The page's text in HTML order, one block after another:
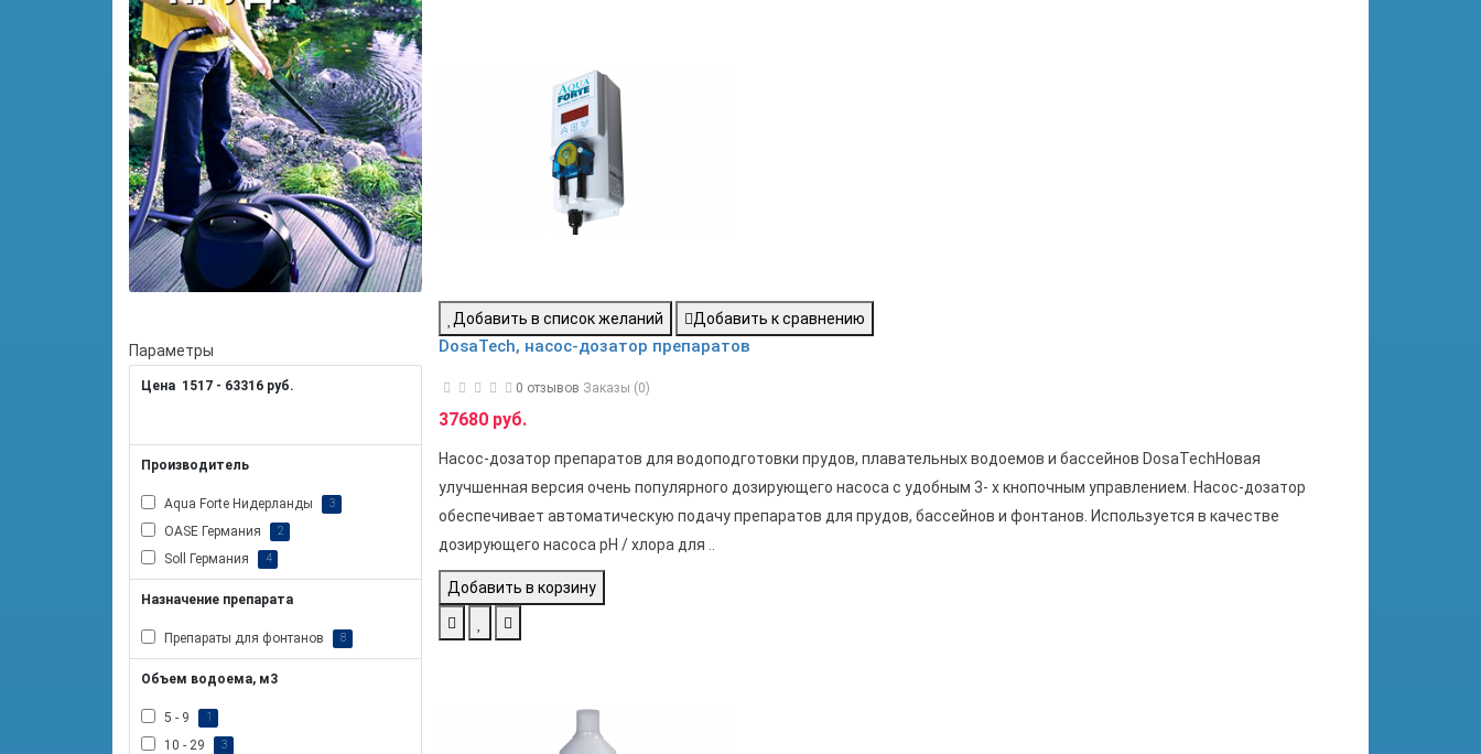
Параметры
Цена 1517 - 63316 руб.
Производитель
Aqua Forte Нидерланды 3
OASE Германия 2
Soll Германия 4
Назначение препарата
Препараты для фонтанов 8
Объем водоема, м3
5 - 9 1
10 - 29 3
Добавить в список желаний Добавить к сравнению
DosaTech, насос-дозатор препаратов
0 отзывов Заказы (0)
37680 руб.
Насос-дозатор препаратов для водоподготовки прудов, плавательных водоемов и бассейнов DosaTechНовая
улучшенная версия очень популярного дозирующего насоса с удобным 3- х кнопочным управлением. Насос-дозатор
обеспечивает автоматическую подачу препаратов для прудов, бассейнов и фонтанов. Используется в качестве
дозирующего насоса pH / хлора для ..
Добавить в корзину